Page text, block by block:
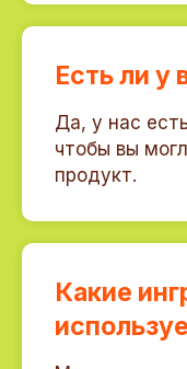
Есть ли у
Да, у нас
чтобы вы
продукт.
Какие
Оставьте заявку
с вами в